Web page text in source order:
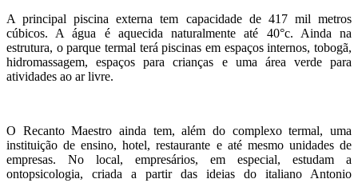
A principal piscina externa tem capacidade de 417 mil metros
cúbicos. A água é aquecida naturalmente até 40°c. Ainda na
estrutura, o parque termal terá piscinas em espaços internos, tobogã,
hidromassagem, espaços para crianças e uma área verde para
atividades ao ar livre.
O Recanto Maestro ainda tem, além do complexo termal, uma
instituição de ensino, hotel, restaurante e até mesmo unidades de
empresas. No local, empresários, em especial, estudam a
ontopsicologia, criada a partir das ideias do italiano Antonio